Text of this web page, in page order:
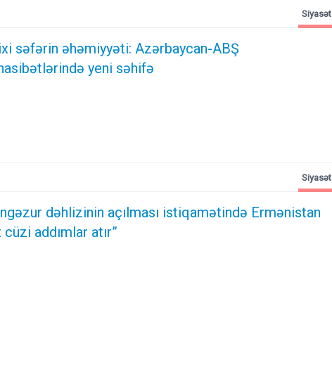
səfərin əhəmiyyəti: Azərbaycan-ABŞ
yeni səhifə
Siyasət
dəhlizinin açılması istiqamətində Ermənistan
addımlar atır”
Siyasət